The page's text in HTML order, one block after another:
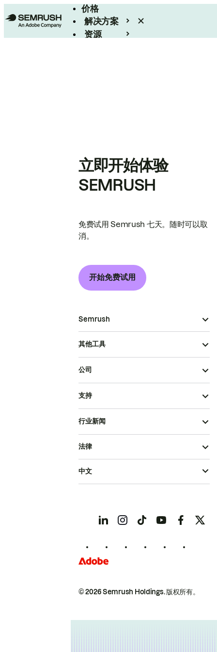
价格
解决方案
资源
立即开始体验
SEMRUSH
免费试用 Semrush 七天。随时可以取
消。
开始免费试用
Semrush
其他工具
公司
支持
行业新闻
© 2026 Semrush Holdings.版权所有。
法律
中文